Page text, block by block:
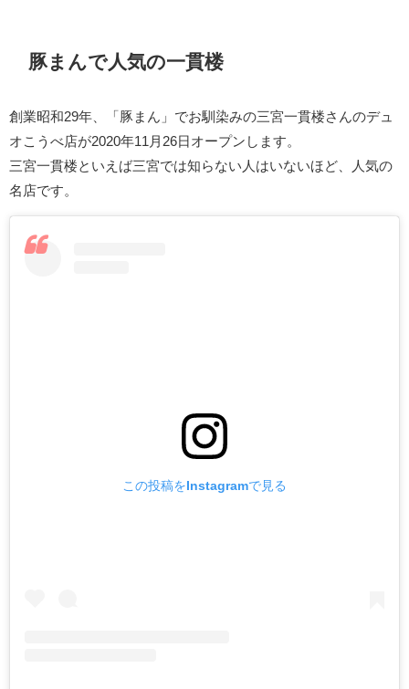
豚まんで人気の一貫楼
創業昭和29年、「豚まん」でお馴染みの三宮一貫楼さんのデュ
オこうべ店が2020年11月26日オープンします。
三宮一貫楼といえば三宮では知らない人はいないほど、人気の
名店です。
この投稿をInstagramで見る